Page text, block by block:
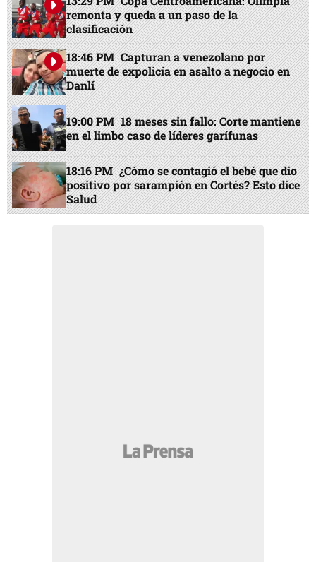
remonta y queda a un paso de la
clasificación
18:46 PM Capturan a venezolano por
muerte de expolicía en asalto a negocio en
Danlí
19:00 PM 18 meses sin fallo: Corte mantiene
en el limbo caso de líderes garífunas
18:16 PM ¿Cómo se contagió el bebé que dio
positivo por sarampión en Cortés? Esto dice
Salud